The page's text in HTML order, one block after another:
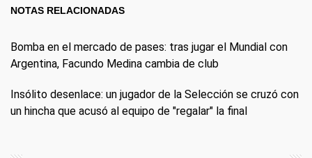
NOTAS RELACIONADAS
Bomba en el mercado de pases: tras jugar el Mundial con
Argentina, Facundo Medina cambia de club
Insólito desenlace: un jugador de la Selección se cruzó con
un hincha que acusó al equipo de "regalar" la final